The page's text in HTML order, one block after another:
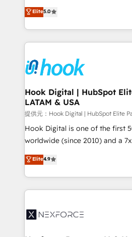
HubSpot partners 🔄 Top 5%
retention 📅 8+ years of
move beyond spreadsheets
that drive real business results.
achieve real growth. We
tailored solutions that drive
HubSpot’s platform and data
Technical Solutions: - HubSpot Technical Consulting -
Onboarding - Data Migration & Integrations -
Technical Audit & Optimization Strategic Solutions: -
Revenue Operations - Inbound
Outbound Marketing - HubSpot
Design & Development We empower our clients to
reach their full potential by
relationship-driven support. With over 300 HubSpot
technical know-how and
need to succeed.
Elite5.0
Hook Digital | HubSpot
LATAM & USA
提供元：Hook Digital | HubSpot Elite
Hook Digital is one of the first
worldwide (since 2010) and a
Elite Partner. With 500+ projects
Brazil, and LATAM, we combine
regional experience. Today, we
HubSpot Elite Partner—trusted
Implementation & Migration
Elite4.9